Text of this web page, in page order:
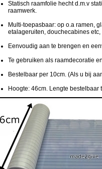
Statisch raamfolie hecht d.m.v
raamwerk.
Multi-toepasbaar: op o.a ramen,
etalageruiten, douchecabines
Eenvoudig aan te brengen en
Te gebruiken als raamdecoratie
Bestelbaar per 10cm. (Als u bij
Hoogte: 46cm. Lengte bestelbaar